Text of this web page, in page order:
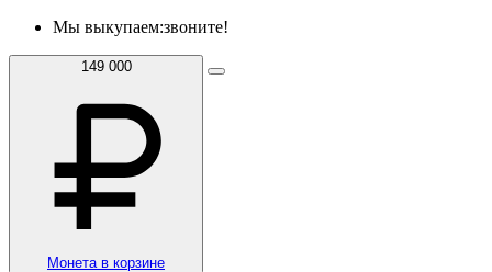
Мы выкупаем:звоните!
149 000
Монета в корзине